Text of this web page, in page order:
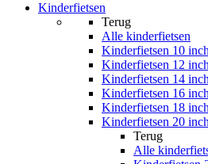
Kinderfietsen
Terug
Alle kinderfietsen
Kinderfietsen 10
Kinderfietsen 12
Kinderfietsen 14
Kinderfietsen 16
Kinderfietsen 18
Kinderfietsen 20
Terug
Alle